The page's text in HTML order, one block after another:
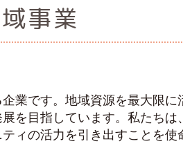
事業
業です。地域資源を最大限
を目指しています。私たち
ィの活力を引き出すことを使